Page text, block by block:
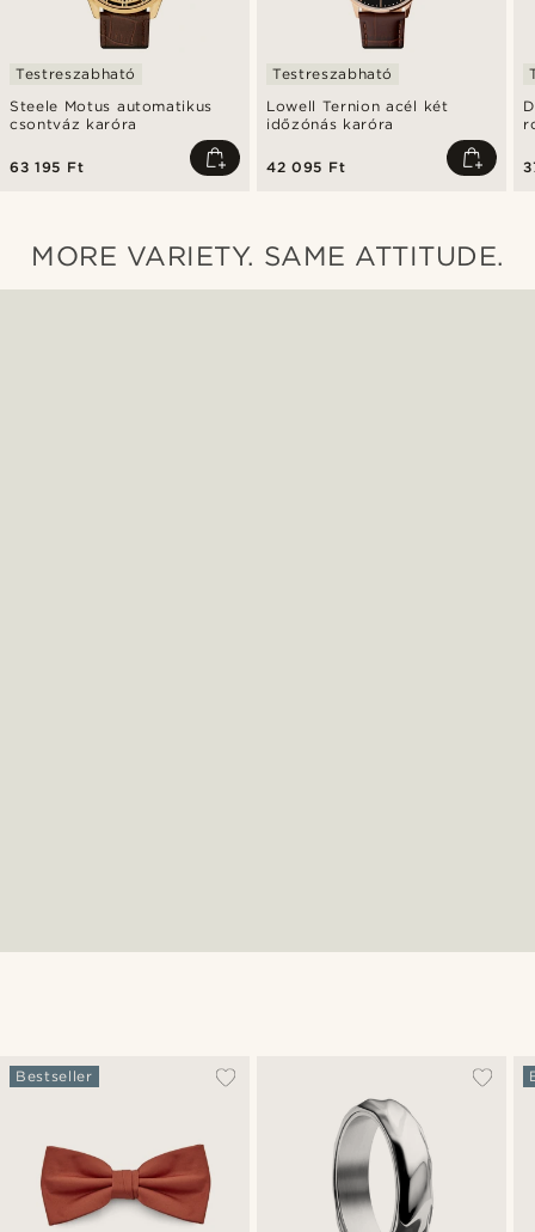
Steele Motus automatikus
csontváz karóra
Testreszabható
63 195 Ft
Lowell Ternion acél két
időzónás karóra
Testreszabható
42 095 Ft
MORE VARIETY. SAME ATTITUDE.
Bestseller